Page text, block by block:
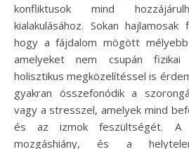
konfliktusok mind
kialakulásához. Sokan
hogy a fájdalom mögött
amelyeket nem csupán fizikai
holisztikus megközelítéssel is
gyakran összefonódik a
vagy a stresszel, amelyek mind
és az izmok feszültségét. A
mozgáshiány, és a